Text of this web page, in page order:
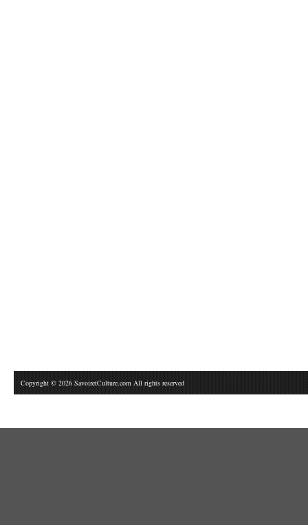
Copyright © 2026 SavoiretCulture.com All rights reserved